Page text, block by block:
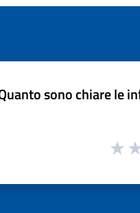
sono chiare le